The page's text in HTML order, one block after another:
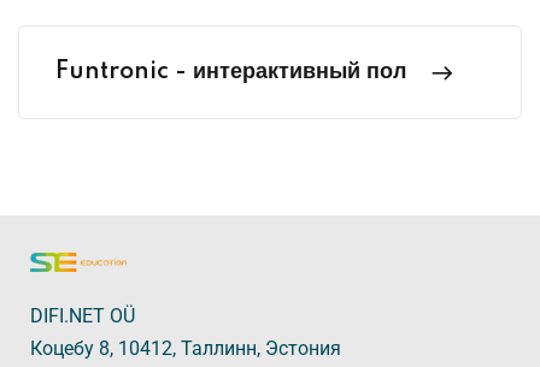
Funtronic - интерактивный пол
DIFI.NET OÜ
Коцебу 8, 10412, Таллинн, Эстония